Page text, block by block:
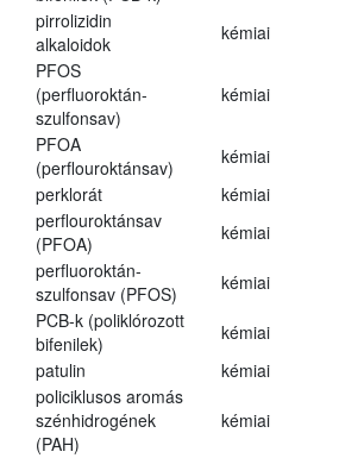
pirrolizidin
alkaloidok
kémiai
PFOS
(perfluoroktán-
szulfonsav)
kémiai
PFOA
(perflouroktánsav)
kémiai
perklorát
kémiai
perflouroktánsav
(PFOA)
kémiai
perfluoroktán-
szulfonsav (PFOS)
kémiai
PCB-k (poliklórozott
bifenilek)
kémiai
patulin
kémiai
policiklusos aromás
szénhidrogének
(PAH)
kémiai